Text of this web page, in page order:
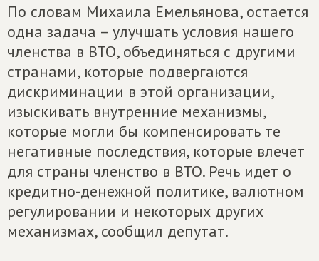
По словам Михаила Емельянова, остается
одна задача – улучшать условия нашего
членства в ВТО, объединяться с другими
странами, которые подвергаются
дискриминации в этой организации,
изыскивать внутренние механизмы,
которые могли бы компенсировать те
негативные последствия, которые влечет
для страны членство в ВТО. Речь идет о
кредитно-денежной политике, валютном
регулировании и некоторых других
механизмах, сообщил депутат.